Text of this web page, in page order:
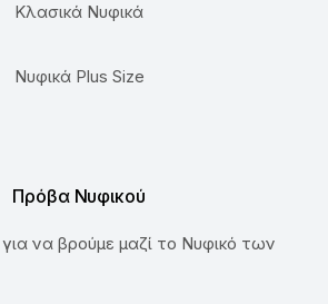
Κλασικά Νυφικά
Νυφικά Plus Size
Πρόβα Νυφικού
να βρούμε μαζί το Νυφικό των